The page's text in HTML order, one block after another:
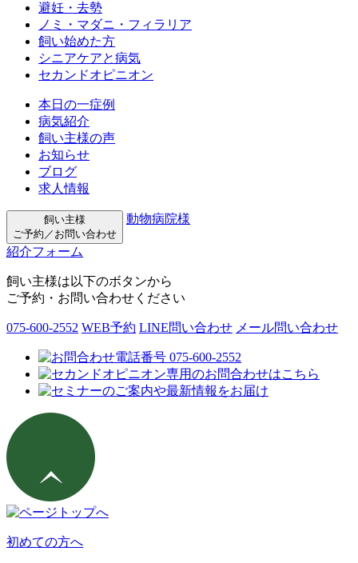
避妊・去勢
ノミ・マダニ・フィラリア
飼い始めた方
シニアケアと病気
セカンドオピニオン
本日の一症例
病気紹介
飼い主様の声
お知らせ
ブログ
求人情報
飼い主様
ご予約／お問い合わせ
動物病院様
紹介フォーム
飼い主様は以下のボタンから
ご予約・お問い合わせください
075-600-2552 WEB予約 LINE問い合わせ メール問い合わせ
初めての方へ